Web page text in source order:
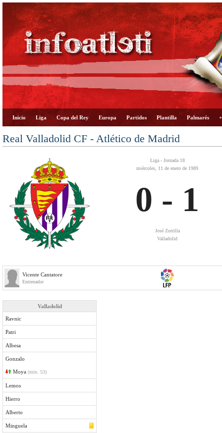
Inicio Liga Copa del Rey Europa Partidos Plantilla Palmarés
Real Valladolid CF - Atlético de Madrid
Liga - Jornada 18
miércoles, 11 de enero de 1989
0 - 1
José Zorrilla
Valladolid
Vicente Cantatore
Entrenador
Valladolid
Ravnic
Patri
Albesa
Gonzalo
Moya (min. 53)
Lemos
Hierro
Alberto
Minguela